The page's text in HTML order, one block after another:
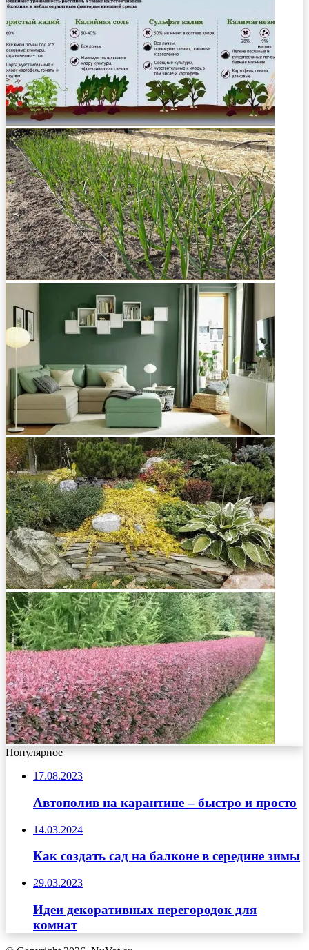
Популярное
17.08.2023
Автополив на карантине – быстро и просто
14.03.2024
Как создать сад на балконе в середине зимы
29.03.2023
Идеи декоративных перегородок для
комнат